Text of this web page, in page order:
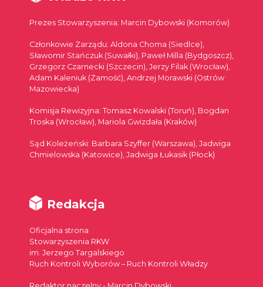
Prezes Stowarzyszenia: Marcin Dybowski (Komorów)
Członkowie Zarządu: Aldona Choma (Siedlce),
Sławomir Stańczuk (Suwałki), Paweł Milla (Bydgoszcz),
Grzegorz Czarnecki (Szczecin), Jerzy Filak (Wrocław),
Adam Kaleniuk (Zamość), Andrzej Morawski (Ostrów
Mazowiecka)
Komisja Rewizyjna: Tomasz Kowalski (Toruń), Bogdan
Troska (Wrocław), Mariola Gwizdała (Kraków)
Sąd Koleżeński: Barbara Szyffer (Warszawa), Jadwiga
Chmielowska (Katowice), Jadwiga Łukasik (Płock)
Redakcja
Oficjalna strona
Stowarzyszenia RKW
im. Jerzego Targalskiego
Ruch Kontroli Wyborów – Ruch Kontroli Władzy